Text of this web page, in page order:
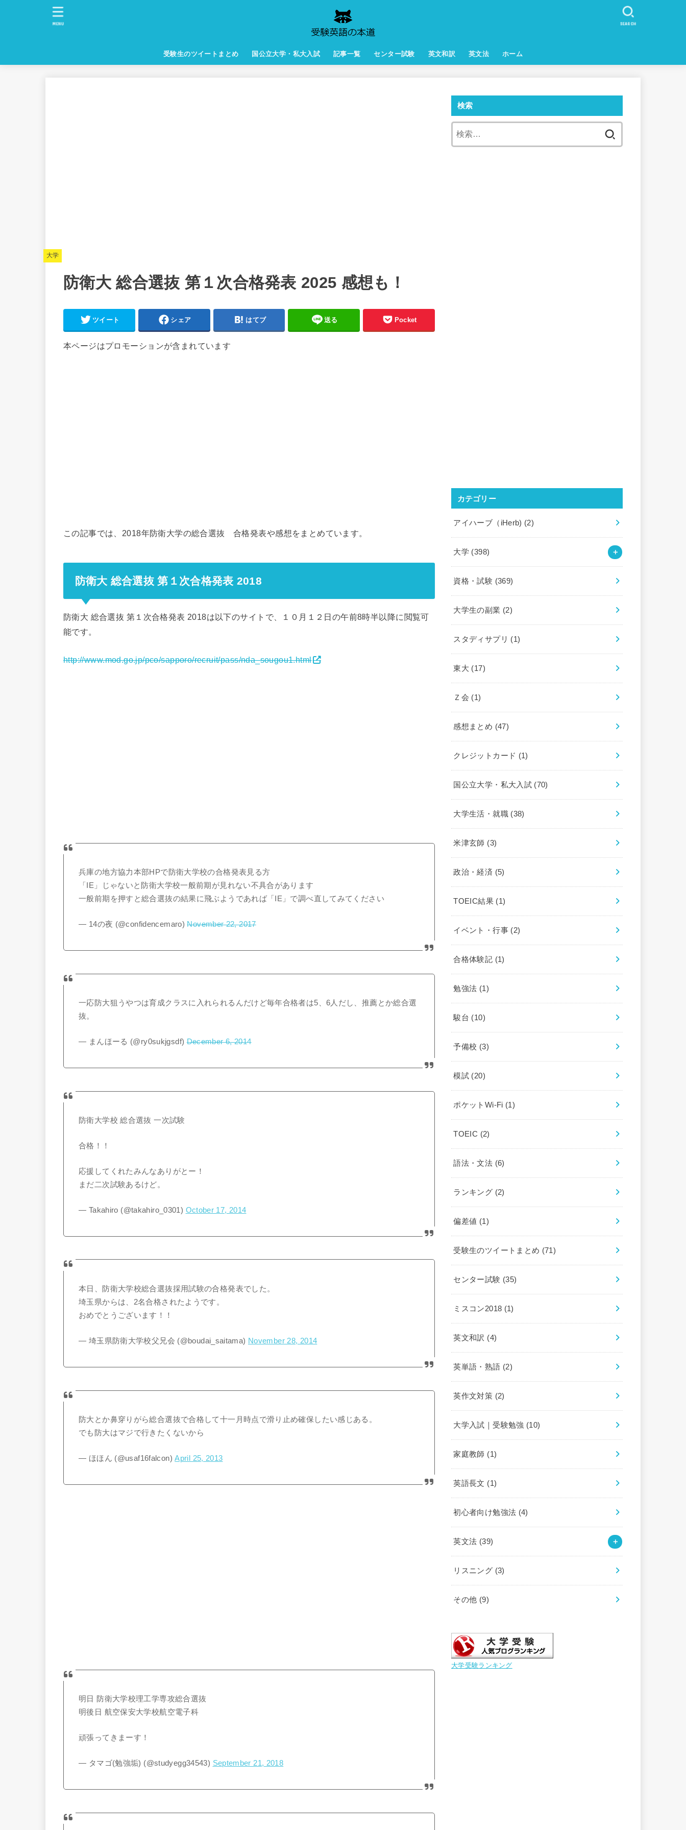
受験生のツイートまとめ 国公立大学・私大入試 記事一覧 センター試験 英文和訳 英文法 ホーム
SEARCH
MENU
大学
防衛大 総合選抜 第１次合格発表 2025 感想も！
ツイート シェア はてブ 送る Pocket
本ページはプロモーションが含まれています
この記事では、2018年防衛大学の総合選抜 合格発表や感想をまとめています。
防衛大 総合選抜 第１次合格発表 2018
防衛大 総合選抜 第１次合格発表 2018は以下のサイトで、１０月１２日の午前8時半以降に閲覧可
能です。
http://www.mod.go.jp/pco/sapporo/recruit/pass/nda_sougou1.html
兵庫の地方協力本部HPで防衛大学校の合格発表見る方
「IE」じゃないと防衛大学校一般前期が見れない不具合があります
一般前期を押すと総合選抜の結果に飛ぶようであれば「IE」で調べ直してみてください
— 14の夜 (@confidencemaro)November 22, 2017
一応防大狙うやつは育成クラスに入れられるんだけど毎年合格者は5、6人だし、推薦とか総合選
抜。
— まんほーる (@ry0sukjgsdf)December 6, 2014
防衛大学校 総合選抜 一次試験
合格！！
応援してくれたみんなありがとー！
まだ二次試験あるけど。
— Takahiro (@takahiro_0301) October 17, 2014
本日、防衛大学校総合選抜採用試験の合格発表でした。
埼玉県からは、2名合格されたようです。
おめでとうございます！！
— 埼玉県防衛大学校父兄会 (@boudai_saitama) November 28, 2014
防大とか鼻穿りがら総合選抜で合格して十一月時点で滑り止め確保したい感じある。
でも防大はマジで行きたくないから
— ほほん (@usaf16falcon)April 25, 2013
明日 防衛大学校理工学専攻総合選抜
明後日 航空保安大学校航空電子科
頑張ってきまーす！
— タマゴ(勉強垢) (@studyegg34543) September 21, 2018
検索
カテゴリー
アイハーブ（iHerb) (2)
大学 (398)
資格・試験 (369)
大学生の副業 (2)
スタディサプリ (1)
東大 (17)
Ｚ会 (1)
感想まとめ (47)
クレジットカード (1)
国公立大学・私大入試 (70)
大学生活・就職 (38)
米津玄師 (3)
政治・経済 (5)
TOEIC結果 (1)
イベント・行事 (2)
合格体験記 (1)
勉強法 (1)
駿台 (10)
予備校 (3)
模試 (20)
ポケットWi-Fi (1)
TOEIC (2)
語法・文法 (6)
ランキング (2)
偏差値 (1)
受験生のツイートまとめ (71)
センター試験 (35)
ミスコン2018 (1)
英文和訳 (4)
英単語・熟語 (2)
英作文対策 (2)
大学入試｜受験勉強 (10)
家庭教師 (1)
英語長文 (1)
初心者向け勉強法 (4)
英文法 (39)
リスニング (3)
その他 (9)
大学受験ランキング